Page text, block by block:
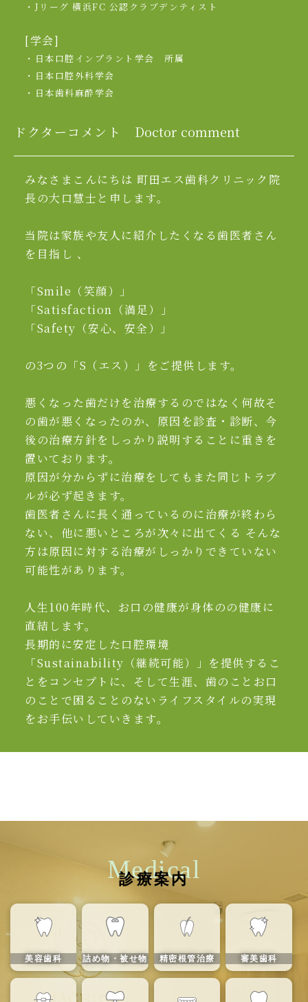
・Jリーグ 横浜FC 公認クラブデンティスト
[学会]
・日本口腔インプラント学会 所属
・日本口腔外科学会
・日本歯科麻酔学会
ドクターコメント Doctor comment
みなさまこんにちは 町田エス歯科クリニック院
長の大口慧士と申します。
当院は家族や友人に紹介したくなる歯医者さん
を目指し 、
「Smile（笑顔）」
「Satisfaction（満足）」
「Safety（安心、安全）」
の3つの「S（エス）」をご提供します。
悪くなった歯だけを治療するのではなく何故そ
の歯が悪くなったのか、原因を診査・診断、今
後の治療方針をしっかり説明することに重きを
置いております。
原因が分からずに治療をしてもまた同じトラブ
ルが必ず起きます。
歯医者さんに長く通っているのに治療が終わら
ない、他に悪いところが次々に出てくる そんな
方は原因に対する治療がしっかりできていない
可能性があります。
人生100年時代、お口の健康が身体のの健康に
直結します。
長期的に安定した口腔環境
「Sustainability（継続可能）」を提供するこ
とをコンセプトに、そして生涯、歯のことお口
のことで困ることのないライフスタイルの実現
をお手伝いしていきます。
診療案内
Medical
美容歯科 詰め物・被せ物 精密根管治療 審美歯科